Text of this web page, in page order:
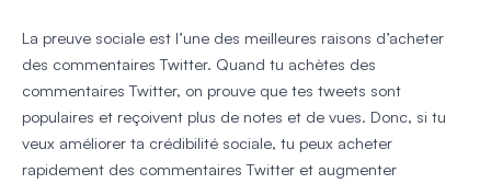
La preuve sociale est l’une des meilleures raisons d’acheter
des commentaires Twitter. Quand tu achètes des
commentaires Twitter, on prouve que tes tweets sont
populaires et reçoivent plus de notes et de vues. Donc, si tu
veux améliorer ta crédibilité sociale, tu peux acheter
rapidement des commentaires Twitter et augmenter